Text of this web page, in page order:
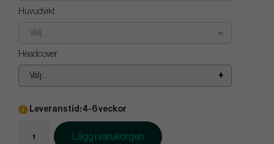
Huvudvikt
Välj...
Headcover
Välj...
Leveranstid: 4-6 veckor
Lägg i varukorgen